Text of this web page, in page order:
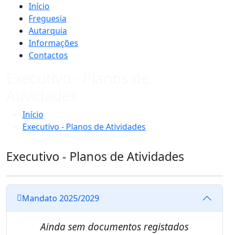
Início
Freguesia
Autarquia
Informações
Contactos
Início
Executivo - Planos de Atividades
Executivo - Planos de Atividades
Mandato 2025/2029
Ainda sem documentos registados